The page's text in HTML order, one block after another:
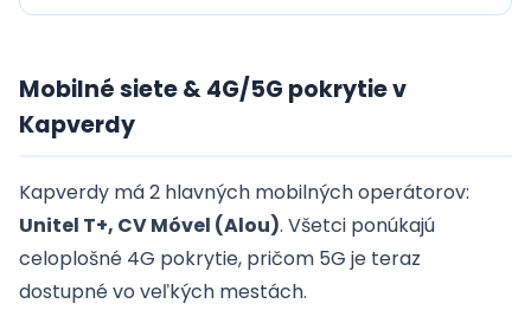
Mobilné siete & 4G/5G pokrytie v
Kapverdy
Kapverdy má 2 hlavných mobilných operátorov:
Unitel T+, CV Móvel (Alou). Všetci ponúkajú
celoplošné 4G pokrytie, pričom 5G je teraz
dostupné vo veľkých mestách.